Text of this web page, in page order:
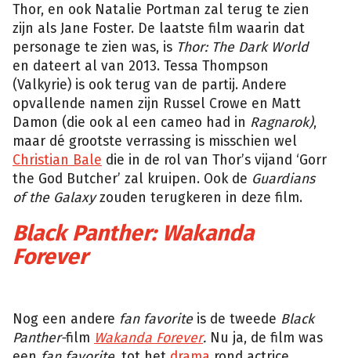
Thor, en ook Natalie Portman zal terug te zien
zijn als Jane Foster. De laatste film waarin dat
personage te zien was, is Thor: The Dark World
en dateert al van 2013. Tessa Thompson
(Valkyrie) is ook terug van de partij. Andere
opvallende namen zijn Russel Crowe en Matt
Damon (die ook al een cameo had in Ragnarok),
maar dé grootste verrassing is misschien wel
Christian Bale die in de rol van Thor’s vijand ‘Gorr
the God Butcher’ zal kruipen. Ook de Guardians
of the Galaxyzouden terugkeren in deze film.
Black Panther: Wakanda
Forever
Nog een andere fan favorite is de tweede Black
Panther-film Wakanda Forever. Nu ja, de film was